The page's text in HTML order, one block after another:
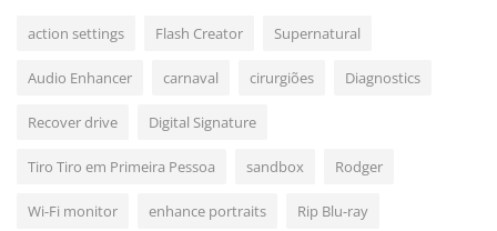
action settings Flash Creator Supernatural
Audio Enhancer carnaval cirurgiões Diagnostics
Recover drive Digital Signature
Tiro Tiro em Primeira Pessoa sandbox Rodger
Wi-Fi monitor enhance portraits Rip Blu-ray